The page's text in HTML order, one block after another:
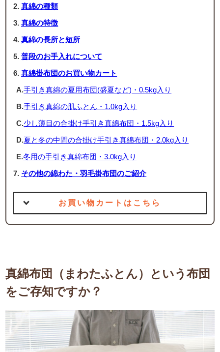
真綿の種類
真綿の特徴
真綿の長所と短所
普段のお手入れについて
真綿掛布団のお買い物カート
A.手引き真綿の夏用布団(盛夏など)・0.5kg入り
B.手引き真綿の肌ふとん・1.0kg入り
C.少し薄目の合掛け手引き真綿布団・1.5kg入り
D.夏と冬の中間の合掛け手引き真綿布団・2.0kg入り
E.冬用の手引き真綿布団・3.0kg入り
その他の綿わた・羽毛掛布団のご紹介
お買い物カートはこちら
真綿布団（まわたふとん）という布団
をご存知ですか？